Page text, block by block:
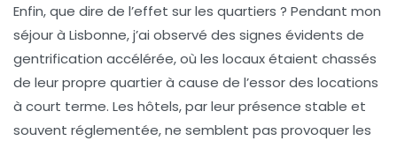
Enfin, que dire de l’effet sur les quartiers ? Pendant mon
séjour à Lisbonne, j’ai observé des signes évidents de
gentrification accélérée, où les locaux étaient chassés
de leur propre quartier à cause de l’essor des locations
à court terme. Les hôtels, par leur présence stable et
souvent réglementée, ne semblent pas provoquer les